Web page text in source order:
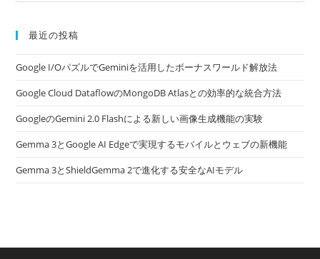
最近の投稿
Google I/OパズルでGeminiを活用したボーナスワールド解放法
Google Cloud DataflowのMongoDB Atlasとの効率的な統合方法
GoogleのGemini 2.0 Flashによる新しい画像生成機能の実験
Gemma 3とGoogle AI Edgeで実現するモバイルとウェブの新機能
Gemma 3とShieldGemma 2で進化する安全なAIモデル